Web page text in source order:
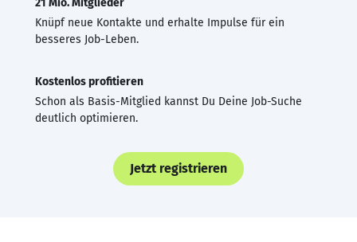
Knüpf neue Kontakte und erhalte Impulse für ein
besseres Job-Leben.
Kostenlos profitieren
Schon als Basis-Mitglied kannst Du Deine Job-Suche
deutlich optimieren.
Jetzt registrieren